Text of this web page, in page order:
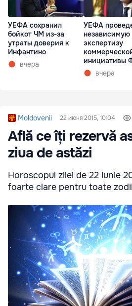
УЕФА сохранил
бойкот ЧМ из-за
утраты доверия к
Инфантино
вчера
УЕФА
независимую
экспертизу
инициативы
вчера
Moldovenii 22 июня 2015, 10:04
Află ce îți rezervă
ziua de astăzi
Horoscopul zilei de 22 iunie
foarte clare pentru toate